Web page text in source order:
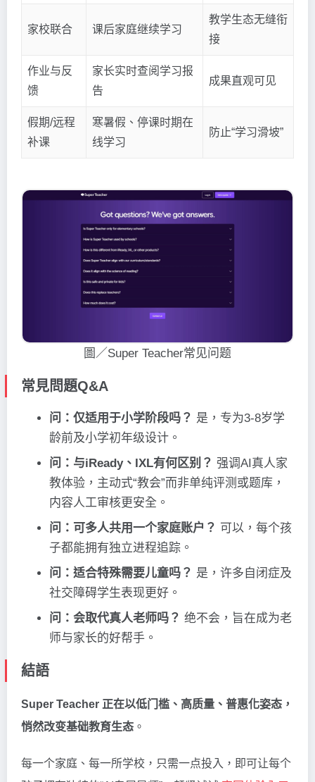
家校联合 课后家庭继续学习
教学生态无缝衔
接
作业与反
馈
家长实时查阅学习报
告
成果直观可见
假期/远程
补课
寒暑假、停课时期在
线学习
防止“学习滑坡”
圖／Super Teacher常见问题
常見問題Q&A
问：仅适用于小学阶段吗？ 是，专为3-8岁学
龄前及小学初年级设计。
问：与iReady、IXL有何区别？ 强调AI真人家
教体验，主动式“教会”而非单纯评测或题库，
内容人工审核更安全。
问：可多人共用一个家庭账户？ 可以，每个孩
子都能拥有独立进程追踪。
问：适合特殊需要儿童吗？ 是，许多自闭症及
社交障碍学生表现更好。
问：会取代真人老师吗？ 绝不会，旨在成为老
师与家长的好帮手。
結語
Super Teacher 正在以低门槛、高质量、普惠化姿态，
悄然改变基础教育生态 。
每一个家庭、每一所学校，只需一点投入，即可让每个